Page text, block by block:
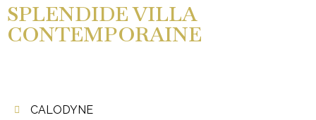
SPLENDIDE VILLA
CONTEMPORAINE
CALODYNE